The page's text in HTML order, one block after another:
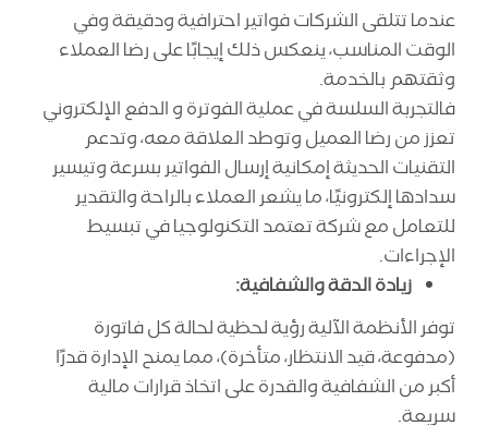
عندما تتلقى الشركات فواتير احترافية ودقيقة وفي
الوقت المناسب، ينعكس ذلك إيجابًا على رضا العملاء
وثقتهم بالخدمة.
فالتجربة السلسة في عملية الفوترة و الدفع الإلكتروني
تعزز من رضا العميل وتوطد العلاقة معه، وتدعم
التقنيات الحديثة إمكانية إرسال الفواتير بسرعة وتيسير
سدادها إلكترونيًا، ما يشعر العملاء بالراحة والتقدير
للتعامل مع شركة تعتمد التكنولوجيا في تبسيط
الإجراءات.
زيادة الدقة والشفافية:
توفر الأنظمة الآلية رؤية لحظية لحالة كل فاتورة
(مدفوعة، قيد الانتظار، متأخرة)، مما يمنح الإدارة قدرًا
أكبر من الشفافية والقدرة على اتخاذ قرارات مالية
سريعة.